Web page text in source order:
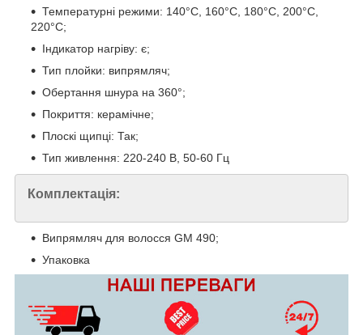
Температурні режими: 140°С, 160°С, 180°С, 200°С,
220°С;
Індикатор нагріву: є;
Тип плойки: випрямляч;
Обертання шнура на 360°;
Покриття: керамічне;
Плоскі щипці: Так;
Тип живлення: 220-240 В, 50-60 Гц
Комплектація:
Випрямляч для волосся GM 490;
Упаковка